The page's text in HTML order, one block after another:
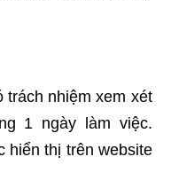
trách nhiệm xem xét
1 ngày làm việc.
hiển thị trên website